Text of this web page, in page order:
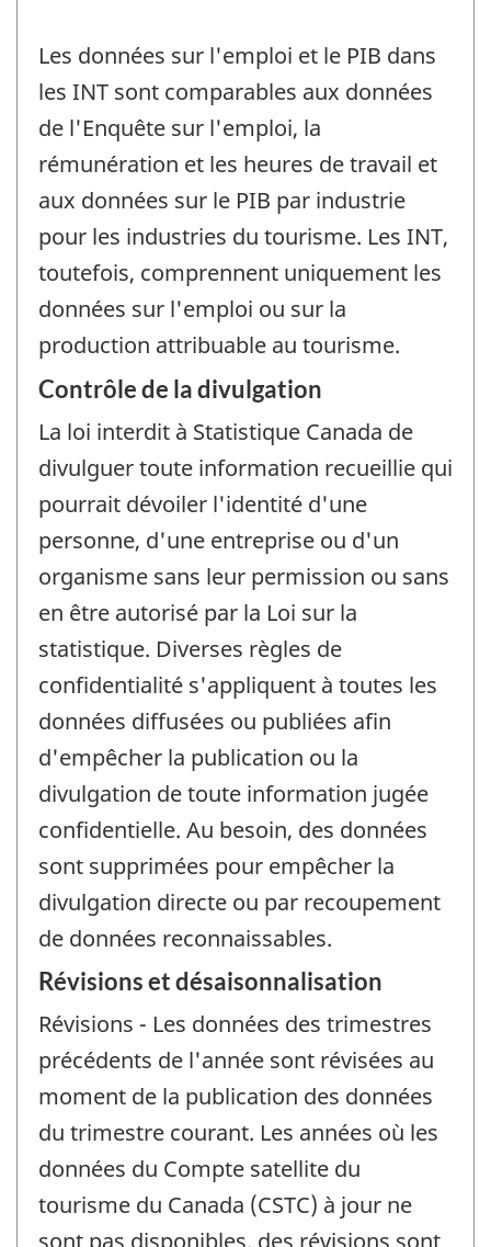
Les données sur l'emploi et le PIB dans
les INT sont comparables aux données
de l'Enquête sur l'emploi, la
rémunération et les heures de travail et
aux données sur le PIB par industrie
pour les industries du tourisme. Les INT,
toutefois, comprennent uniquement les
données sur l'emploi ou sur la
production attribuable au tourisme.
Contrôle de la divulgation
La loi interdit à Statistique Canada de
divulguer toute information recueillie qui
pourrait dévoiler l'identité d'une
personne, d'une entreprise ou d'un
organisme sans leur permission ou sans
en être autorisé par la Loi sur la
statistique. Diverses règles de
confidentialité s'appliquent à toutes les
données diffusées ou publiées afin
d'empêcher la publication ou la
divulgation de toute information jugée
confidentielle. Au besoin, des données
sont supprimées pour empêcher la
divulgation directe ou par recoupement
de données reconnaissables.
Révisions et désaisonnalisation
Révisions - Les données des trimestres
précédents de l'année sont révisées au
moment de la publication des données
du trimestre courant. Les années où les
données du Compte satellite du
tourisme du Canada (CSTC) à jour ne
sont pas disponibles, des révisions sont